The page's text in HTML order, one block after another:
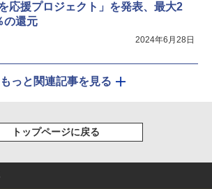
応援プロジェクト」を発表、最大2
の還元
2024年6月28日
もっと関連記事を見る
トップページに戻る